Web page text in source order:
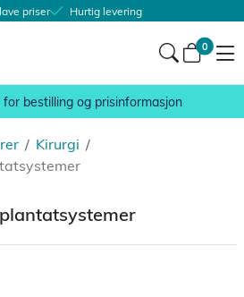
priser Hurtig levering
0
bestilling og prisinformasjon
/ /
Kirurgi